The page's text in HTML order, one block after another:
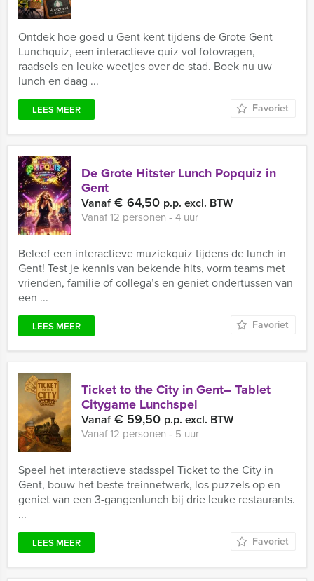
Ontdek hoe goed u Gent kent tijdens de Grote Gent
Lunchquiz, een interactieve quiz vol fotovragen,
raadsels en leuke weetjes over de stad. Boek nu uw
lunch en daag ...
LEES MEER Favoriet
De Grote Hitster Lunch Popquiz in
Gent
Vanaf€ 64,50 p.p. excl. BTW
Vanaf 12 personen ‐ 4 uur
Beleef een interactieve muziekquiz tijdens de lunch in
Gent! Test je kennis van bekende hits, vorm teams met
vrienden, familie of collega’s en geniet ondertussen van
een ...
LEES MEER Favoriet
Ticket to the City in Gent– Tablet
Citygame Lunchspel
Vanaf€ 59,50 p.p. excl. BTW
Vanaf 12 personen ‐ 5 uur
Speel het interactieve stadsspel Ticket to the City in
Gent, bouw het beste treinnetwerk, los puzzels op en
geniet van een 3-gangenlunch bij drie leuke restaurants.
...
LEES MEER Favoriet